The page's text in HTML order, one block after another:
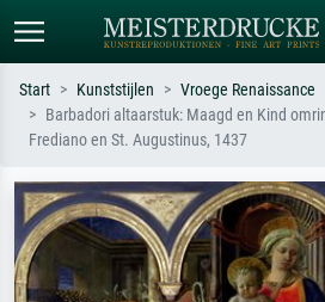
Standaard zoeken
Monet, Sterrennacht, impressionisme,
Hokusai-golf, naakt.
weide,
Start Kunststijlen Vroege Renaissance
Barbadori altaarstuk: Maagd en Kind
Frediano en St. Augustinus, 1437